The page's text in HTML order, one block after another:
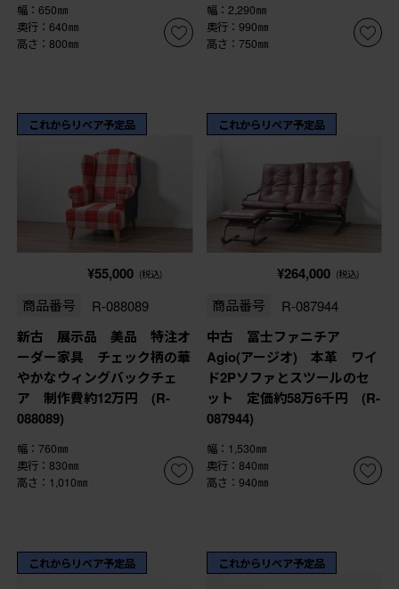
幅：650㎜
奥行：640㎜
高さ：800㎜
幅：2,290㎜
奥行：990㎜
高さ：750㎜
これからリペア予定品
¥55,000 (税込)
商品番号 R-088089
新古 展示品 美品 特注オ
ーダー家具 チェック柄の華
やかなウィングバックチェ
ア 制作費約12万円 (R-
088089)
幅：760㎜
奥行：830㎜
高さ：1,010㎜
これからリペア予定品
¥264,000 (税込)
商品番号 R-087944
中古 冨士ファニチア
Agio(アージオ) 本革 ワイ
ド2Pソファとスツールのセ
ット 定価約58万6千円 (R-
087944)
幅：1,530㎜
奥行：840㎜
高さ：940㎜
これからリペア予定品 これからリペア予定品